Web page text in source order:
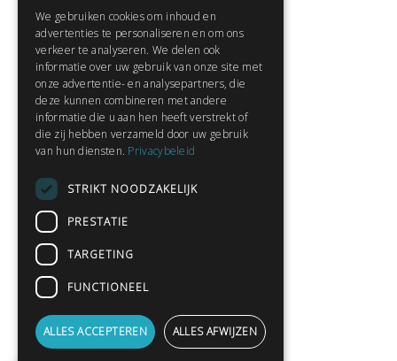
Contact
Huisregels
Snel naar:
Gratis aanmelden
Privacybeleid
Gedichten lezen
Schrijfwedstrijden
Schrijftips
We gebruiken cookies om inhoud en
advertenties te personaliseren en om ons
verkeer te analyseren. We delen ook
informatie over uw gebruik van onze site met
onze advertentie- en analysepartners, die
deze kunnen combineren met andere
informatie die u aan hen heeft verstrekt of
die zij hebben verzameld door uw gebruik
van hun diensten. Privacybeleid
STRIKT NOODZAKELIJK
PRESTATIE
TARGETING
FUNCTIONEEL
ALLES ACCEPTEREN ALLES AFWIJZEN